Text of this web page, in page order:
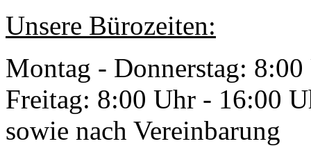
Unsere Bürozeiten:
Montag - Donnerstag:
Freitag: 8:00 Uhr - 16:00
sowie nach Vereinbarung